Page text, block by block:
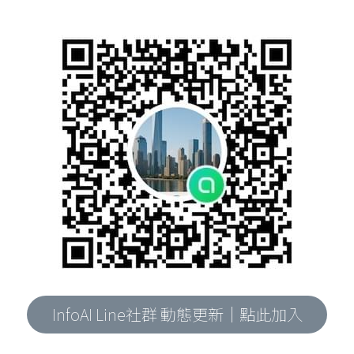
InfoAI Line社群 動態更新｜點此加入